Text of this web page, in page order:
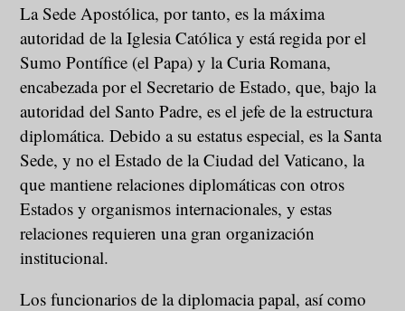
La Sede Apostólica, por tanto, es la máxima
autoridad de la Iglesia Católica y está regida por el
Sumo Pontífice (el Papa) y la Curia Romana,
encabezada por el Secretario de Estado, que, bajo la
autoridad del Santo Padre, es el jefe de la estructura
diplomática. Debido a su estatus especial, es la Santa
Sede, y no el Estado de la Ciudad del Vaticano, la
que mantiene relaciones diplomáticas con otros
Estados y organismos internacionales, y estas
relaciones requieren una gran organización
institucional.
Los funcionarios de la diplomacia papal, así como